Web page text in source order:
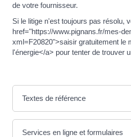
de votre fournisseur.
Si le litige n'est toujours pas résolu,
href="https://www.pignans.fr/mes-
xml=F20820">saisir gratuitement le
l'énergie</a> pour tenter de trouver
Textes de référence
Services en ligne et formulaires